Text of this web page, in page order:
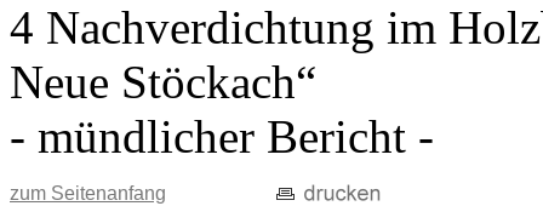
4 Nachverdichtung im
Neue Stöckach“
- mündlicher Bericht -
zum Seitenanfang